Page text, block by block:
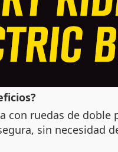
con ruedas de
sin necesidad